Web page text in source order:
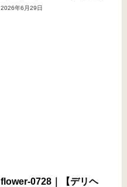
2026年6月29日
flower-0728｜【デリヘ